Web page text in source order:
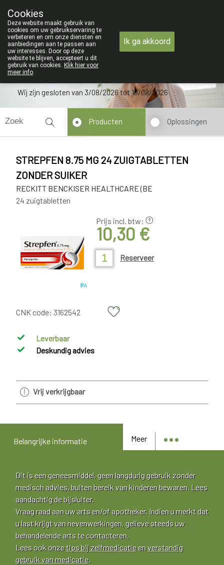
09 228 32 36
Wij zijn gesloten van 3/08/2026 tot 19/08/2026
Producten Oplossingen
STREPFEN 8.75 MG 24 ZUIGTABLETTEN
ZONDER SUIKER
RECKITT BENCKISER HEALTHCARE (BE
24 zuigtabletten
Prijs incl. btw:
10,30 €
Reserveer
CNK code: 3162542
Leverbaar
Deskundig advies
Vrij verkrijgbaar
Meer
Belangrijke informatie
Dit is een geneesmiddel, geen langdurig gebruik zonder
medisch advies, buiten bereik van kinderen bewaren. Lees
aandachtig de bijsluiter.
Vraag raad aan uw arts en/of apotheker. Indien u merkt dat
u last krijgt van nevenwerkingen, gelieve steeds uw
behandelende arts te contacteren.
Lees ook onzetips bij zelfmedicatieenverstandig
gebruik van medicatie.
Cookies
Deze website maakt gebruik van
cookies om uw gebruikservaring te
verbeteren en om onze diensten en
aanbiedingen aan te passen aan
uw interesses. Door op deze
website te blijven, accepteert u dit
gebruik van cookies. Klik hier voor
meer info.
Ik ga akkoord